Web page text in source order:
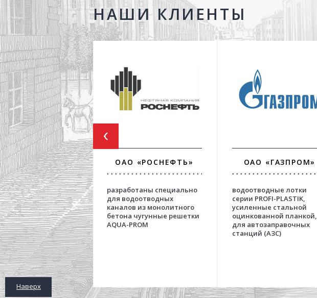
НАШИ КЛИЕНТЫ
ОАО «РОСНЕФТЬ»
разработаны специально
для водоотводных
каналов из монолитного
бетона чугунные решетки
AQUA-PROM
ОАО «ГАЗПРОМ»
водоотводные лотки
серии PROFI-PLASTIK,
усиленные стальной
оцинкованной планкой,
для автозаправочных
станций (АЗС)
Наверх